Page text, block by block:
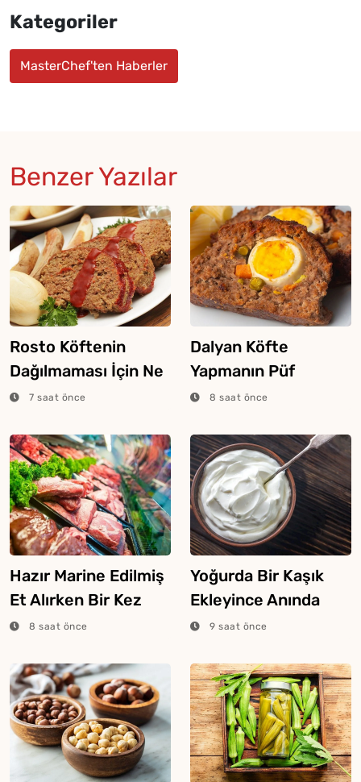
Kategoriler
MasterChef'ten Haberler
Benzer Yazılar
Rosto Köftenin
Dağılmaması İçin Ne
Yapmalı?
7 saat önce
Dalyan Köfte
Yapmanın Püf
Noktaları
8 saat önce
Hazır Marine Edilmiş
Et Alırken Bir Kez
Daha Düşünün
8 saat önce
Yoğurda Bir Kaşık
Ekleyince Anında
Gurme Tatlıya
9 saat önce